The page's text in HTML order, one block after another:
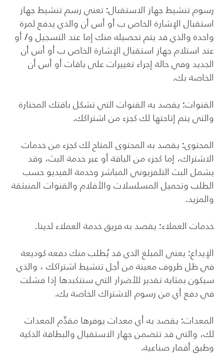
رسوم تنشيط جهاز الاستقبال: تعني رسم تنشيط جهاز
استقبال الإشارة الخاص ب أو أس أن والذي يدفع لمرة
واحدة والذي قد يتم تحصيله منك إما عند التسجيل و/ أو
عند استلام جهاز استقبال الإشارة الخاص ب أو أس أن
الجديد وفي حالة إجراء تغييرات على باقات أو أس أن
الخاصة بك.
القنوات: يقصد به القنوات التي تشكل باقتك المختارة
والتي يتم إتاحتها لك كجزء من اشتراكك.
المحتوى: يقصد به المحتوى المتاح لك كجزء من خدمات
الاشتراك، إما كجزء من الباقة أو عبر خدمة البث، وقد
يشمل البث التلفزيوني المباشر وخدمة الفيديو حسب
الطلب وتحميل المسلسلات والأفلام والقنوات المنبثقة
والمزيد.
خدمات العملاء: يقصد به فريق خدمة العملاء لدينا.
الإيداع: يعني المبلغ الذي قد يُطلب منك دفعه كوديعة
في ظل ظروف معينة من أجل تنشيط اشتراكك ، والذي
سيكون بمثابة تقدير للأضرار التي سنتكبدها إذا فشلت
في دفع أي من رسوم الاشتراك الخاصة بك.
المعدات: يقصد به أي معدات يوفرها مقدِّم المعدات
لك، والتي قد تتضمن جهاز الاستقبال والبطاقة الذكية
وطبق أقمار صناعية.